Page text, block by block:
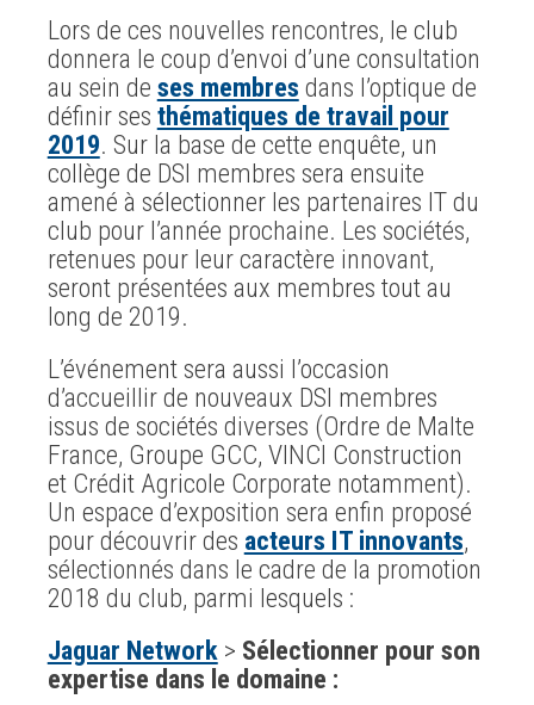
Lors de ces nouvelles rencontres, le club
donnera le coup d’envoi d’une consultation
au sein de ses membres dans l’optique de
définir ses thématiques de travail pour
2019. Sur la base de cette enquête, un
collège de DSI membres sera ensuite
amené à sélectionner les partenaires IT du
club pour l’année prochaine. Les sociétés,
retenues pour leur caractère innovant,
seront présentées aux membres tout au
long de 2019.
L’événement sera aussi l’occasion
d’accueillir de nouveaux DSI membres
issus de sociétés diverses (Ordre de Malte
France, Groupe GCC, VINCI Construction
et Crédit Agricole Corporate notamment).
Un espace d’exposition sera enfin proposé
pour découvrir des acteurs IT innovants,
sélectionnés dans le cadre de la promotion
2018 du club, parmi lesquels :
Jaguar Network > Sélectionner pour son
expertise dans le domaine :